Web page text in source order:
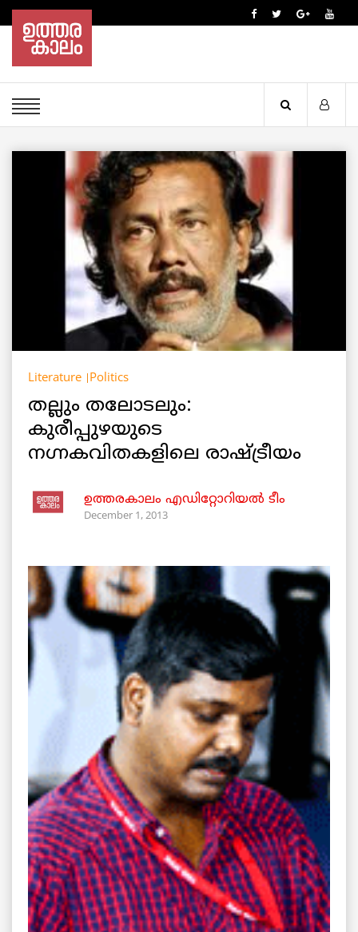
Literature Politics
തല്ലും തലോടലും:
കുരീപ്പുഴയുടെ
നഗ്നകവിതകളിലെ രാഷ്ട്രീയം
ഉത്തരകാലം എഡിറ്റോറിയല്‍ ടീം
December 1, 2013